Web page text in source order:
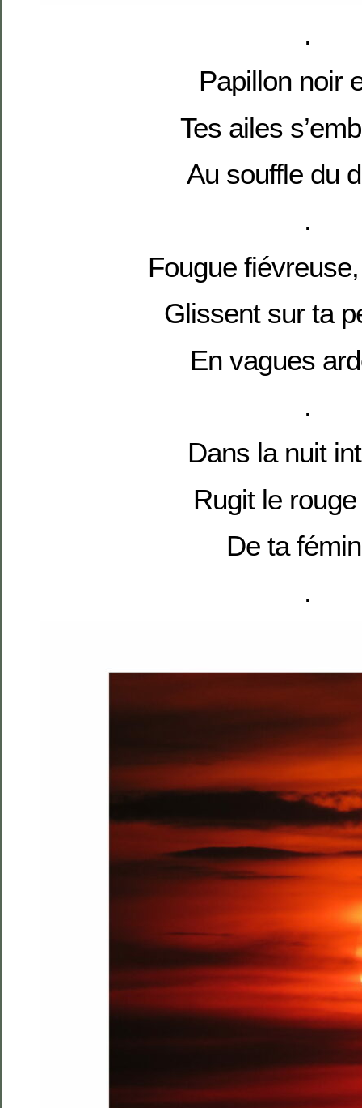
.
Papillon noir
Tes ailes
Au souffle du
.
Fougue
Glissent sur ta
En vagues
.
Dans la nuit
Rugit le
De ta
.